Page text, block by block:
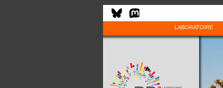
LABORATOIRE